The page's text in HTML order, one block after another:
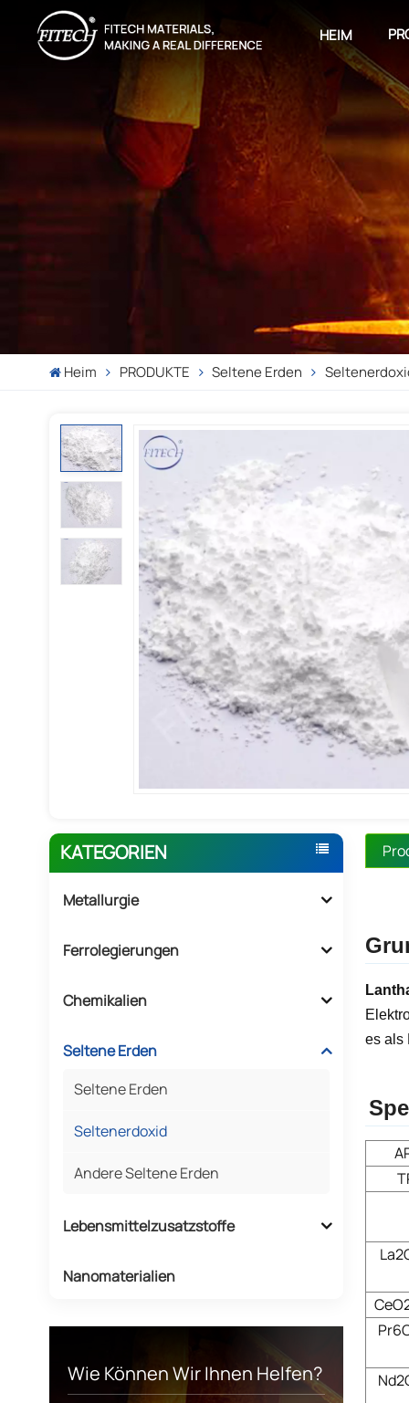
HEIM
Heim PRODUKTE Seltene Erden
KATEGORIEN
Metallurgie
Ferrolegierungen
Chemikalien
Seltene Erden
Seltene Erden
Seltenerdoxid
Andere Seltene Erden
Lebensmittelzusatzstoffe
Nanomaterialien
Wie Können Wir Ihnen Helfen?
es als